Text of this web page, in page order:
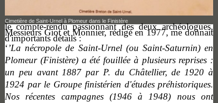
Cimetière de Saint-Urnel à Plomeur dans le Finistère
le compte-rendu passionnant des deux archéologues,
Messieurs Giot et Monnier, rédigé en 1977, me donnait
d'importants détails :
‘’La nécropole de Saint-Urnel (ou Saint-Saturnin) en
Plomeur (Finistère) a été fouillée à plusieurs reprises :
un peu avant 1887 par P. du Châtellier, de 1920 à
1924 par le Groupe finistérien d'études préhistoriques.
Nos récentes campagnes (1946 à 1948) nous ont